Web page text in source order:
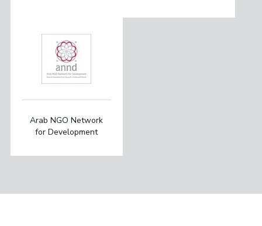
Arab NGO Network
for Development